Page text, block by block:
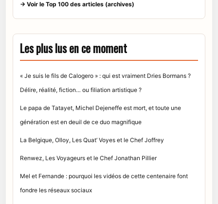
→ Voir le Top 100 des articles (archives)
Les plus lus en ce moment
« Je suis le fils de Calogero » : qui est vraiment Dries Bormans ?
Délire, réalité, fiction… ou filiation artistique ?
Le papa de Tatayet, Michel Dejeneffe est mort, et toute une
génération est en deuil de ce duo magnifique
La Belgique, Olloy, Les Quat’ Voyes et le Chef Joffrey
Renwez, Les Voyageurs et le Chef Jonathan Pillier
Mel et Fernande : pourquoi les vidéos de cette centenaire font
fondre les réseaux sociaux